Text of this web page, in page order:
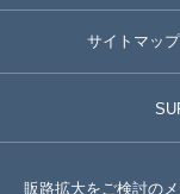
サイトマップ
販路拡大をご検討の